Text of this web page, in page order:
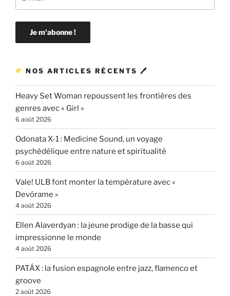
NOS ARTICLES RÉCENTS 🖊
Heavy Set Woman repoussent les frontières des
genres avec « Girl »
6 août 2026
Odonata X-1 : Medicine Sound, un voyage
psychédélique entre nature et spiritualité
6 août 2026
Vale! ULB font monter la température avec «
Devórame »
4 août 2026
Ellen Alaverdyan : la jeune prodige de la basse qui
impressionne le monde
4 août 2026
PATÁX : la fusion espagnole entre jazz, flamenco et
groove
2 août 2026